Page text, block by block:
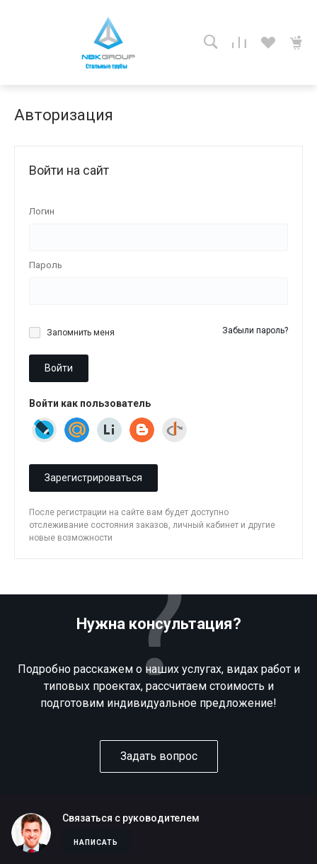
Авторизация
Войти на сайт
Логин
Пароль
Запомнить меня Забыли пароль?
Войти
Войти как пользователь
Зарегистрироваться
После регистрации на сайте вам будет доступно
отслеживание состояния заказов, личный кабинет и другие
новые возможности
Нужна консультация?
Подробно расскажем о наших услугах, видах работ и
типовых проектах, рассчитаем стоимость и
подготовим индивидуальное предложение!
Задать вопрос
Связаться с руководителем
НАПИСАТЬ